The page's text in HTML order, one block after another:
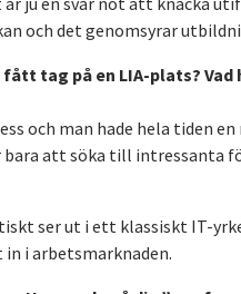
och det genomsyrar
tag på en LIA-plats?
och man hade hela tiden
att söka till intressanta
ser ut i ett klassiskt IT-
i arbetsmarknaden.